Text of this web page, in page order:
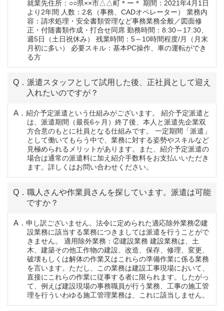
就業先住所：○○県××市△△町＊ー＊ 期間：2021年4月1日
より2年間 人数：2名（事務、CADオペレーター） 業務内
容：請求処理・安全書類管理など事務業務全般／図面修
正・付随書類作成・打合せ同席 勤務時間：8:30～17:30、
週5日（土日祝休み） 残業時間：5～10時間程度/月（月末
月初に多い） 必要スキル：基本PC操作、車の運転ができ
る方
Q．派遣スタッフとして試用した後、正社員として迎え
入れたいのですが？
A．紹介予定派遣という仕組みがございます。 紹介予定派遣と
は、派遣期間（最長6ヶ月）終了後、本人と派遣先企業双
方合意のもとに社員となる仕組みです。 一定期間「派遣」
として働いてもらう中で、業務に対する姿勢やスキルなど
見極められるメリットがあります。また、紹介予定派遣の
場合は通常の派遣料に加え紹介手数料をお支払いいただき
ます。詳しくはお問い合わせください。
Q．職人さんや作業員さんを探しています。派遣は可能
ですか？
A．申し訳ございません。法令に定められた適応除外業務②建
設業務に該当する業務につきましては派遣を行うことがで
きません。 適用除外業務：②建設業務 建設業務は、土
木、建築その他工作物の建設、改造、保存、修理、変更、
破壊もしくは解体の作業又はこれらの準備作業に係る業務
を言います。ただし、この業務は建設工事現場において、
直接にこれらの作業に従事する者に限られます。したがっ
て、例えば建設現場の事務職員が行う業務、工事の施工管
理を行ういわゆる施工管理業務は、これに該当しません。